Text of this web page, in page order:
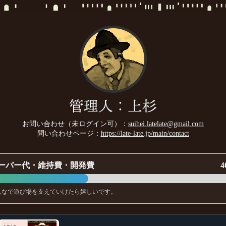
管理人：上杉
お問い合わせ（未ログイン可）： suihei.latelate@gmail.com
問い合わせページ： https://late-late.jp/main/contact
バー代・維持費・開発費
で遊び場を支えていけたら嬉しいです。